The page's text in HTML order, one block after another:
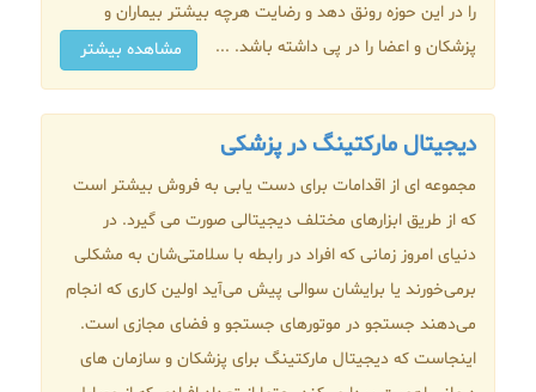
را در این حوزه رونق دهد و رضایت هرچه بیشتر بیماران و
پزشکان و اعضا را در پی داشته باشد. ...
مشاهده بیشتر
دیجیتال مارکتینگ در پزشکی
مجموعه ای از اقدامات برای دست یابی به فروش بیشتر است
که از طریق ابزارهای مختلف دیجیتالی صورت می گیرد. در
دنیای امروز زمانی که افراد در رابطه با سلامتی‌شان به مشکلی
برمی‌خورند یا برایشان سوالی پیش می‌آید اولین کاری که انجام
می‌دهند جستجو در موتورهای جستجو و فضای مجازی است.
اینجاست که دیجیتال مارکتینگ برای پزشکان و سازمان ‌های